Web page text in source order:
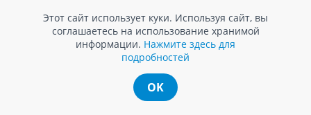
Этот сайт использует куки. Используя сайт, вы
соглашаетесь на использование хранимой
информации. Нажмите здесь для
подробностей
OK